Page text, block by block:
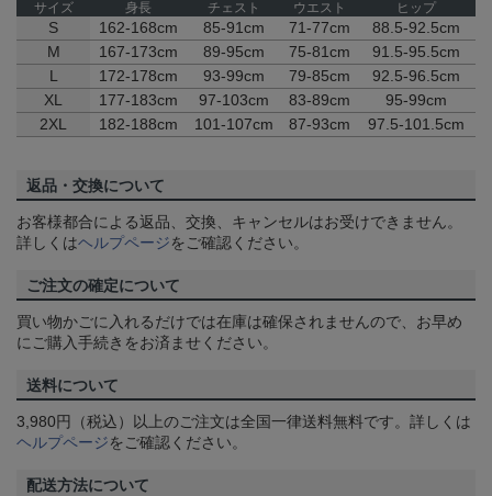
サイズ 身長 チェスト ウエスト ヒップ
S 162-168cm 85-91cm 71-77cm
88.5-92.5cm
M
167-173cm 89-95cm 75-81cm
91.5-95.5cm
L
172-178cm 93-99cm 79-85cm
92.5-96.5cm
XL
177-183cm 97-103cm 83-89cm
95-99cm
2XL
182-188cm 101-107cm 87-93cm 97.5-101.5cm
返品・交換について
お客様都合による返品、交換、キャンセルはお受けできません。
詳しくはヘルプページをご確認ください。
ご注文の確定について
買い物かごに入れるだけでは在庫は確保されませんので、お早め
にご購入手続きをお済ませください。
送料について
3,980円（税込）以上のご注文は全国一律送料無料です。詳しくは
ヘルプページをご確認ください。
配送方法について